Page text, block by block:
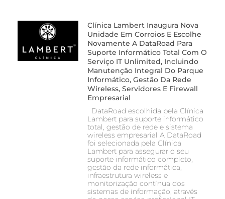
Clínica Lambert Inaugura Nova
Unidade Em Corroios E Escolhe
Novamente A DataRoad Para
Suporte Informático Total Com O
Serviço IT Unlimited, Incluindo
Manutenção Integral Do Parque
Informático, Gestão Da Rede
Wireless, Servidores E Firewall
Empresarial
DataRoad escolhida pela Clínica
Lambert para suporte informático
total, gestão de rede e sistema
wireless empresarial A DataRoad
foi selecionada pela Clínica
Lambert para assegurar o seu
suporte informático completo,
gestão da rede informática,
infraestrutura wireless e
monitorização contínua dos
sistemas de informação, através